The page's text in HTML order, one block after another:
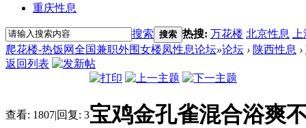
重庆性息
搜索 搜索 热搜: 万花楼 北京性息
爬花楼-热饭网全国兼职外围女楼凤性息论坛»论坛 › 陕西性息 ›
返回列表
查看: 1807|回复: 3宝鸡金孔雀混合浴爽